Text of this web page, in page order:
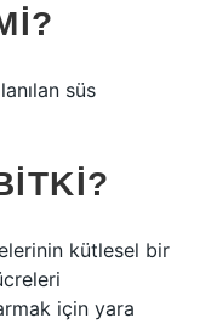
süs
kütlesel bir
için yara